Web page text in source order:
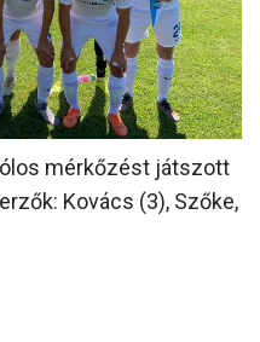
mérkőzést játszott
Kovács (3), Szőke,